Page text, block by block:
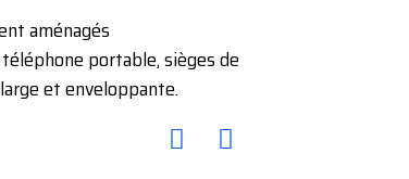
aménagés
portable, sièges de
et enveloppante.